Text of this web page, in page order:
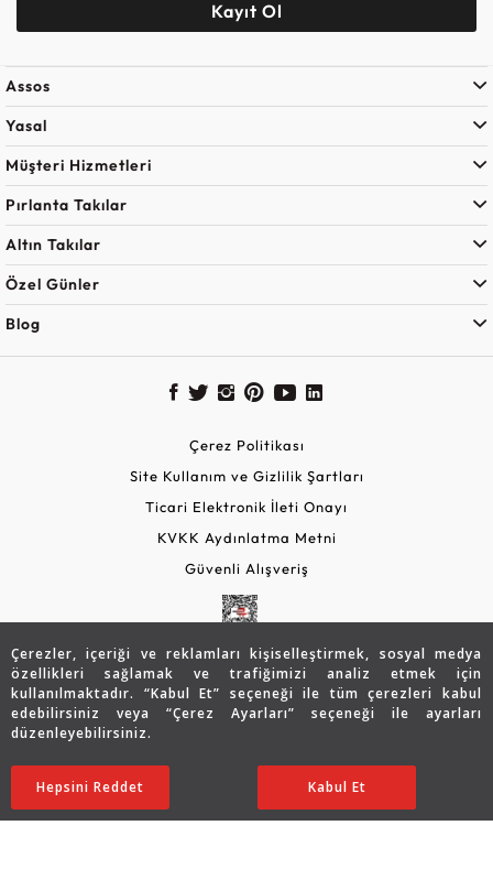
Çerezler, içeriği ve reklamları kişiselleştirmek, sosyal medya
özellikleri sağlamak ve trafiğimizi analiz etmek için
kullanılmaktadır. “Kabul Et” seçeneği ile tüm çerezleri kabul
edebilirsiniz veya “Çerez Ayarları” seçeneği ile ayarları
düzenleyebilirsiniz.
Ayarları Düzenle
Hepsini Reddet Kabul Et
75.748 TL
60.625 TL
54.563 TL SATIN ALIN
Kayıt Ol
Assos
Yasal
Müşteri Hizmetleri
Pırlanta Takılar
Altın Takılar
Özel Günler
Blog
Çerez Politikası
Site Kullanım ve Gizlilik Şartları
Ticari Elektronik İleti Onayı
KVKK Aydınlatma Metni
Güvenli Alışveriş
Copyright © 2026 Assos Pırlanta - Bu sitenin tüm hakları